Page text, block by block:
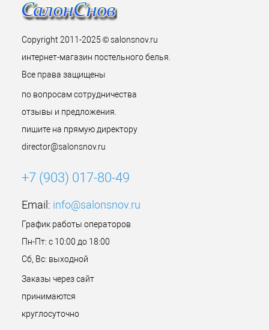
Copyright 2011-2025 © salonsnov.ru
интернет-магазин постельного белья.
Все права защищены
по вопросам сотрудничества
отзывы и предложения.
пишите на прямую директору
director@salonsnov.ru
+7 (903) 017-80-49
Email: info@salonsnov.ru
График работы операторов
Пн-Пт: с 10:00 до 18:00
Сб, Вс: выходной
Заказы через сайт
принимаются
круглосуточно